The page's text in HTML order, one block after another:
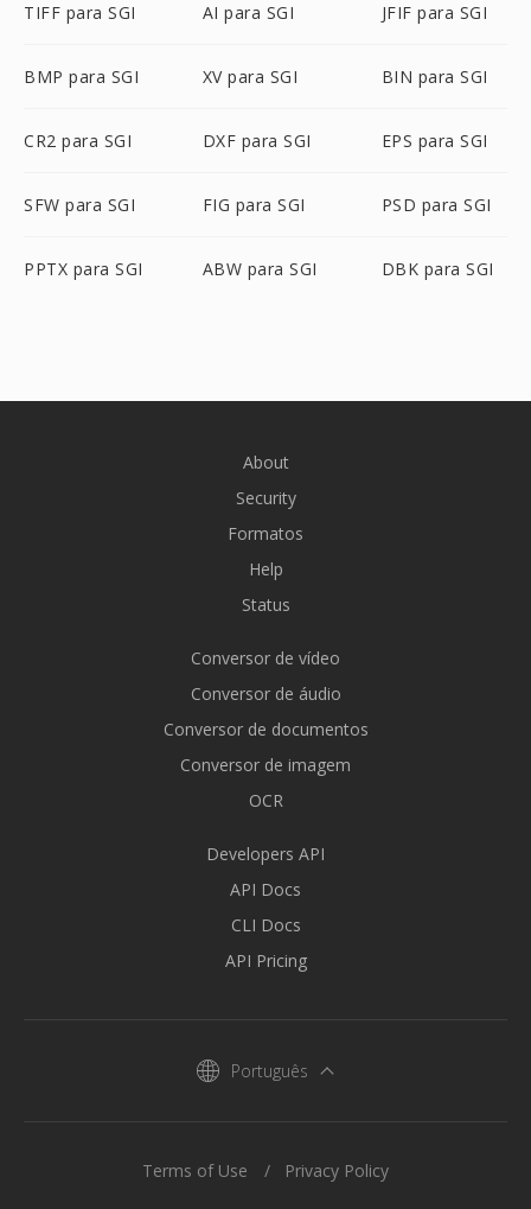
TIFF para SGI AI para SGI JFIF para SGI
BMP para SGI XV para SGI BIN para SGI
CR2 para SGI DXF para SGI EPS para SGI
SFW para SGI FIG para SGI PSD para SGI
PPTX para SGI ABW para SGI DBK para SGI
About
Security
Formatos
Help
Status
Conversor de vídeo
Conversor de áudio
Conversor de documentos
Conversor de imagem
OCR
Developers API
API Docs
CLI Docs
API Pricing
Português
Terms of Use Privacy Policy